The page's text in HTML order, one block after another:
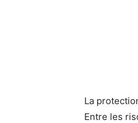
La
Entre les